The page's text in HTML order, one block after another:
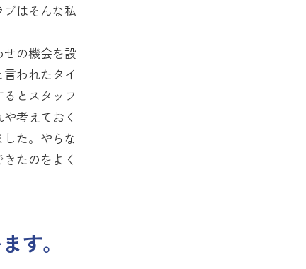
はそんな私
の機会を設
われたタイ
とスタッフ
考えておく
た。やらな
たのをよく
す。